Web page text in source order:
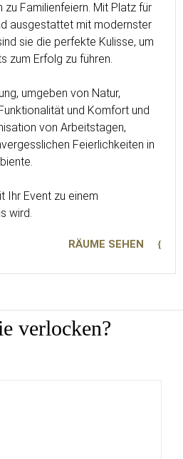
Familienfeiern. Mit Platz für
ausgestattet mit modernster
sie die perfekte Kulisse, um
zum Erfolg zu führen.
umgeben von Natur,
und Komfort und
von Arbeitstagen,
Feierlichkeiten in
Ihr Event zu einem
wird.
RÄUME SEHEN
verlocken?